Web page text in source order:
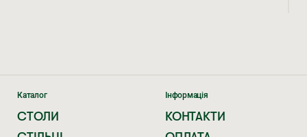
Уже не одне десятиліття ми виготовляємо елітні меблі з
Україні та країнах ЄС замовляють у нас.
ЕКСКЛЮЗИВНІ ДЕРЕВ’ЯНІ МЕБЛІ
Каталог
СТОЛИ
Інформація
КОНТАКТИ